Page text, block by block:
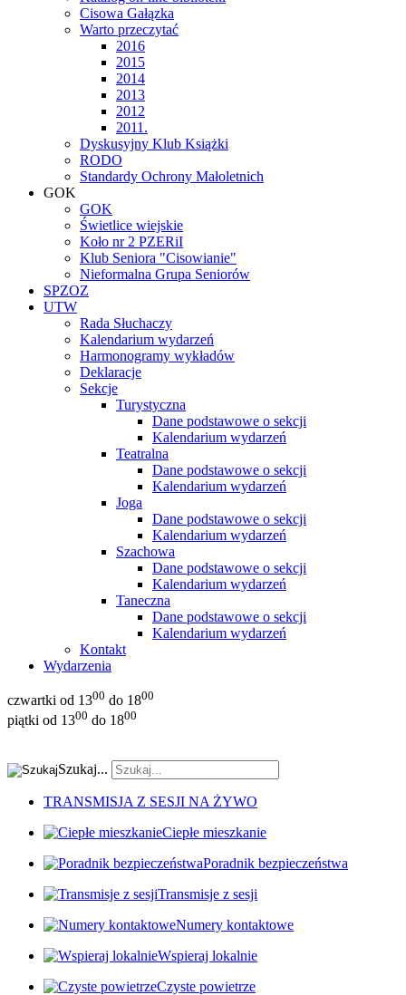
Cisowa Gałązka
Warto przeczytać
2016
2015
2014
2013
2012
2011.
Dyskusyjny Klub Książki
RODO
Standardy Ochrony Małoletnich
GOK
GOK
Świetlice wiejskie
Koło nr 2 PZERiI
Klub Seniora "Cisowianie"
Nieformalna Grupa Seniorów
SPZOZ
UTW
Rada Słuchaczy
Kalendarium wydarzeń
Harmonogramy wykładów
Deklaracje
Sekcje
Turystyczna
Dane podstawowe o sekcji
Kalendarium wydarzeń
Teatralna
Dane podstawowe o sekcji
Kalendarium wydarzeń
Joga
Dane podstawowe o sekcji
Kalendarium wydarzeń
Szachowa
Dane podstawowe o sekcji
Kalendarium wydarzeń
Taneczna
Dane podstawowe o sekcji
Kalendarium wydarzeń
Kontakt
Wydarzenia
czwartki od 1300 do 1800
piątki od 1300 do 1800
Szukaj...
TRANSMISJA Z SESJI NA ŻYWO
Ciepłe mieszkanie
Poradnik bezpieczeństwa
Transmisje z sesji
Numery kontaktowe
Wspieraj lokalnie
Czyste powietrze